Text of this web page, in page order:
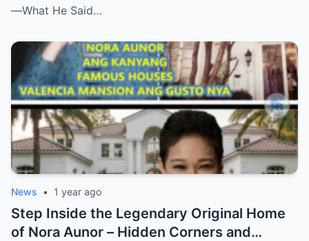
—What He Said…
News • 1 year ago
Step Inside the Legendary Original Home
of Nora Aunor – Hidden Corners and